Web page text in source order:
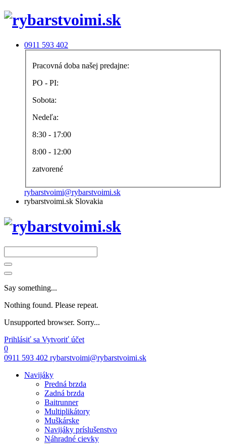
0911 593 402
Pracovná doba našej predajne:
PO - PI:
Sobota:
Nedeľa:
8:30 - 17:00
8:00 - 12:00
zatvorené
rybarstvoimi@rybarstvoimi.sk
rybarstvoimi.sk Slovakia
Say something...
Nothing found. Please repeat.
Unsupported browser. Sorry...
Prihlásiť sa Vytvoriť účet
0
0911 593 402 rybarstvoimi@rybarstvoimi.sk
Navijáky
Predná brzda
Zadná brzda
Baitrunner
Multiplikátory
Muškárske
Navijáky príslušenstvo
Náhradné cievky